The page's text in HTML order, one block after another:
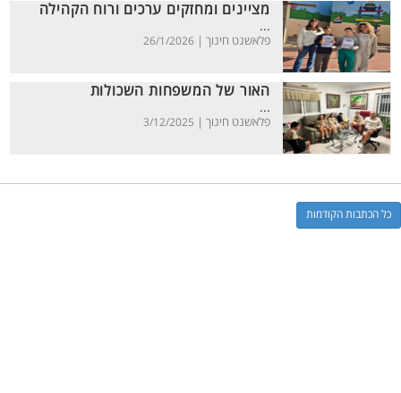
מציינים ומחזקים ערכים ורוח הקהילה
...
פלאשנט חינוך | 26/1/2026
האור של המשפחות השכולות
...
פלאשנט חינוך | 3/12/2025
כל הכתבות הקודמות